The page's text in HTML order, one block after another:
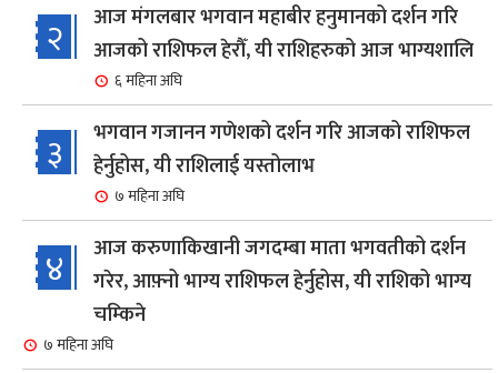
२
आज मंगलबार भगवान महाबीर हनुमानको दर्शन गरि
आजको राशिफल हेरौँ, यी राशिहरुको आज भाग्यशालि
६ महिना अघि
३
भगवान गजानन गणेशको दर्शन गरि आजको राशिफल
हेर्नुहोस, यी राशिलाई यस्तोलाभ
७ महिना अघि
४
आज करुणाकिखानी जगदम्बा माता भगवतीको दर्शन
गरेर, आफ़्नो भाग्य राशिफल हेर्नुहोस, यी राशिको भाग्य
चम्किने
७ महिना अघि